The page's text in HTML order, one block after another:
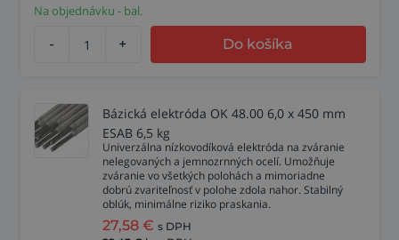
Na objednávku - bal.
- + Do košíka
Bázická elektróda OK 48.00 6,0 x 450 mm
ESAB 6,5 kg
Univerzálna nízkovodíková elektróda na zváranie
nelegovaných a jemnozrnných ocelí. Umožňuje
zváranie vo všetkých polohách a mimoriadne
dobrú zvariteľnosť v polohe zdola nahor. Stabilný
oblúk, minimálne riziko praskania.
27,58 € s DPH